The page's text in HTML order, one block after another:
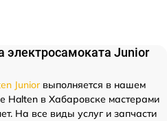
электросамоката Junior
Juniorвыполняется в нашем
Halten в Хабаровске мастерами
На все виды услуг и запчасти